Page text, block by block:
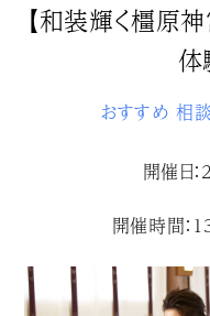
【和装輝く橿原
体
おすすめ 相
開催日
開催時間